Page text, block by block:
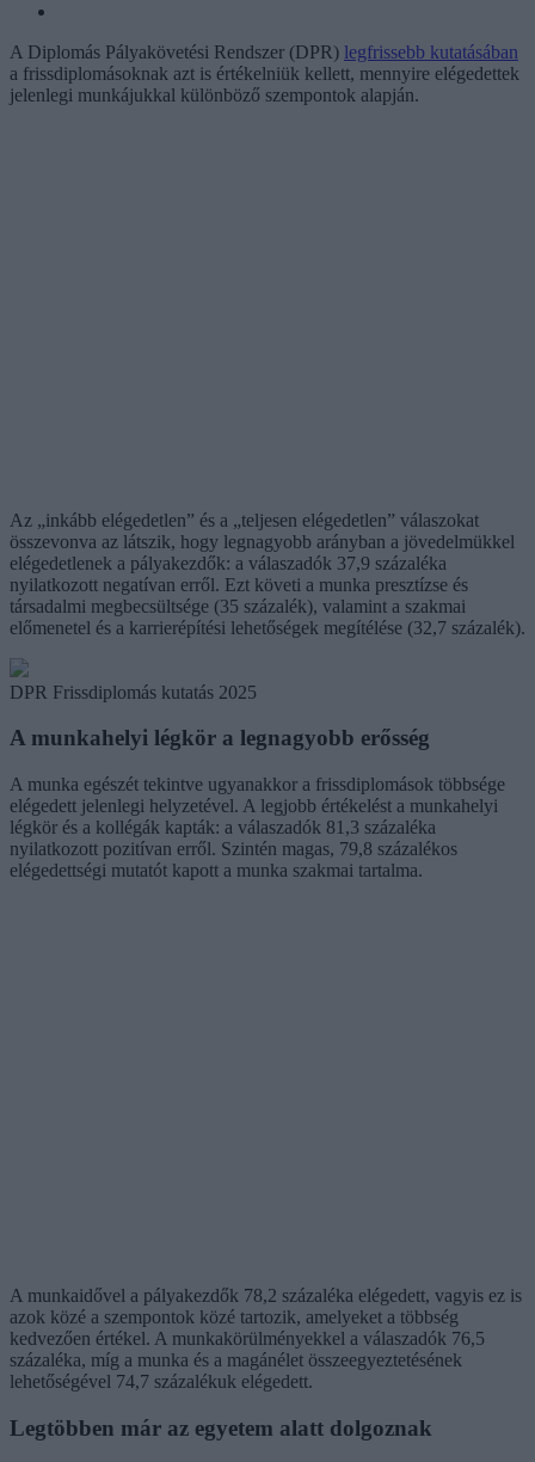
A Diplomás Pályakövetési Rendszer (DPR) legfrissebb kutatásában
a frissdiplomásoknak azt is értékelniük kellett, mennyire elégedettek
jelenlegi munkájukkal különböző szempontok alapján.
Az „inkább elégedetlen” és a „teljesen elégedetlen” válaszokat
összevonva az látszik, hogy legnagyobb arányban a jövedelmükkel
elégedetlenek a pályakezdők: a válaszadók 37,9 százaléka
nyilatkozott negatívan erről. Ezt követi a munka presztízse és
társadalmi megbecsültsége (35 százalék), valamint a szakmai
előmenetel és a karrierépítési lehetőségek megítélése (32,7 százalék).
DPR Frissdiplomás kutatás 2025
A munkahelyi légkör a legnagyobb erősség
A munka egészét tekintve ugyanakkor a frissdiplomások többsége
elégedett jelenlegi helyzetével. A legjobb értékelést a munkahelyi
légkör és a kollégák kapták: a válaszadók 81,3 százaléka
nyilatkozott pozitívan erről. Szintén magas, 79,8 százalékos
elégedettségi mutatót kapott a munka szakmai tartalma.
A munkaidővel a pályakezdők 78,2 százaléka elégedett, vagyis ez is
azok közé a szempontok közé tartozik, amelyeket a többség
kedvezően értékel. A munkakörülményekkel a válaszadók 76,5
százaléka, míg a munka és a magánélet összeegyeztetésének
lehetőségével 74,7 százalékuk elégedett.
Legtöbben már az egyetem alatt dolgoznak